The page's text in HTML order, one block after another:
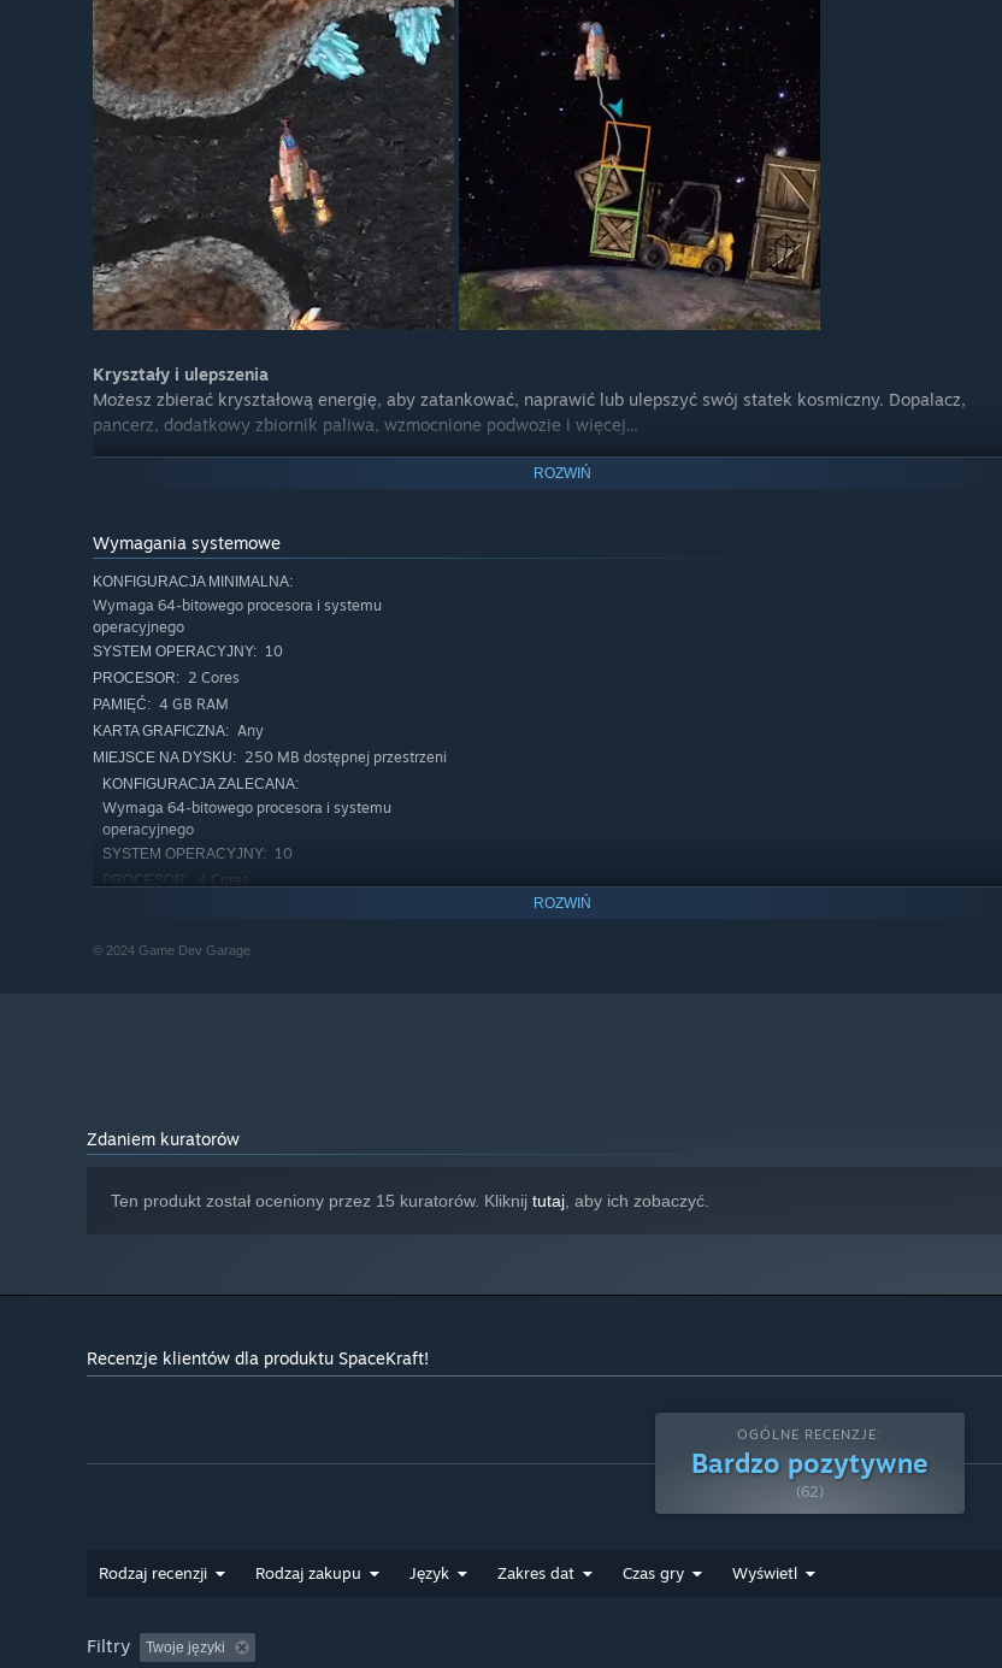
Kryształy i ulepszenia
Możesz zbierać kryształową energię, aby zatankować, naprawić lub ulepszyć swój statek kosmiczny. Dopalacz,
pancerz, dodatkowy zbiornik paliwa, wzmocnione podwozie i więcej...
Dodatkowo kryształy mogą posłużyć do zasilania generatorów uruchamiających różne maszyny czy stacje, co może
Planety
ROZWIŃ
Wymagania systemowe
KONFIGURACJA MINIMALNA:
Wymaga 64-bitowego procesora i systemu
operacyjnego
SYSTEM OPERACYJNY: 10
PROCESOR: 2 Cores
PAMIĘĆ: 4 GB RAM
KARTA GRAFICZNA: Any
MIEJSCE NA DYSKU: 250 MB dostępnej przestrzeni
KONFIGURACJA ZALECANA:
Wymaga 64-bitowego procesora i systemu
operacyjnego
SYSTEM OPERACYJNY: 10
PROCESOR: 4 Cores
MIEJSCE NA DYSKU:
ROZWIŃ
© 2024 Game Dev Garage
Zdaniem kuratorów
Ten produkt został oceniony przez 15 kuratorów. Kliknij tutaj, aby ich zobaczyć.
Recenzje klientów dla produktu SpaceKraft!
OGÓLNE RECENZJE:
Bardzo pozytywne
(62)
Rodzaj recenzji Rodzaj zakupu Język Zakres dat Czas gry Wyświetl
Filtry Twoje języki